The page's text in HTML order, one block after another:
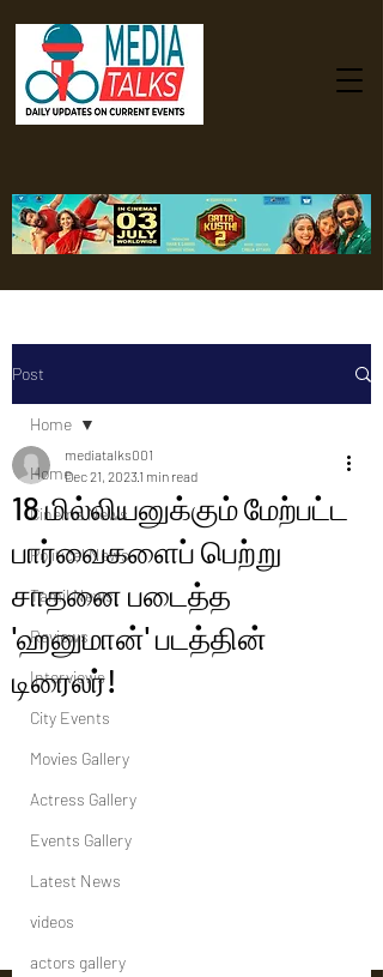
Post
Home
Cinema News
Political News
Tamil News
Reviews
Interviews
City Events
Movies Gallery
Actress Gallery
Events Gallery
Latest News
videos
actors gallery
Home
18 மில்லியனுக்கும் மேற்பட்ட
பார்வைகளைப் பெற்று
சாதனை படைத்த
'ஹனுமான்' படத்தின்
டிரைலர்!
mediatalks001
Dec 21, 2023 1 min read